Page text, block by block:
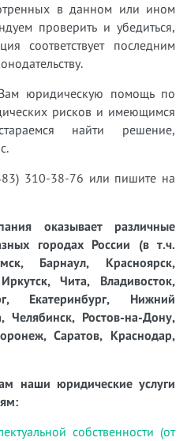
в данном или ином
проверить и убедиться,
соответствует последним
юридическую помощь по
рисков и имеющимся
найти решение,
310-38-76 или пишите на
оказывает различные
городах России (в т.ч.
Барнаул, Красноярск,
Чита, Владивосток,
Екатеринбург, Нижний
Челябинск, Ростов-на-Дону,
Саратов, Краснодар,
наши юридические услуги
собственности (от